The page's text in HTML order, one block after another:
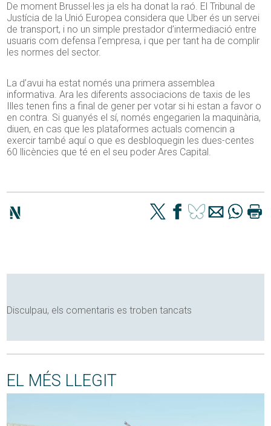
De moment Brussel·les ja els ha donat la raó. El Tribunal de
Justícia de la Unió Europea considera que Uber és un servei
de transport, i no un simple prestador d’intermediació entre
usuaris com defensa l’empresa, i que per tant ha de complir
les normes del sector.
La d’avui ha estat només una primera assemblea
informativa. Ara les diferents associacions de taxis de les
Illes tenen fins a final de gener per votar si hi estan a favor o
en contra. Si guanyés el sí, només engegarien la maquinària,
diuen, en cas que les plataformes actuals comencin a
exercir també aquí o que es desbloquegin les dues-centes
60 llicències que té en el seu poder Ares Capital.
Disculpau, els comentaris es troben tancats
EL MÉS LLEGIT